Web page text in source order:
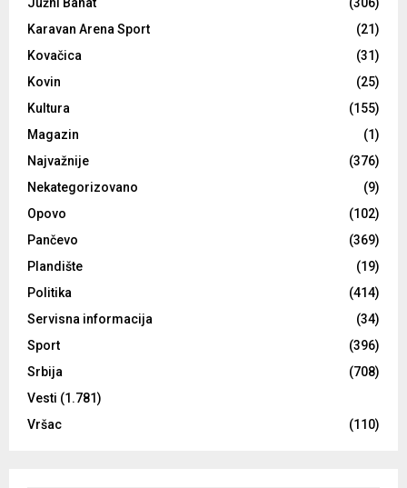
Južni Banat
(306)
Karavan Arena Sport
(21)
Kovačica
(31)
Kovin
(25)
Kultura
(155)
Magazin
(1)
Najvažnije
(376)
Nekategorizovano
(9)
Opovo
(102)
Pančevo
(369)
Plandište
(19)
Politika
(414)
Servisna informacija
(34)
Sport
(396)
Srbija
(708)
Vesti (1.781)
Vršac
(110)